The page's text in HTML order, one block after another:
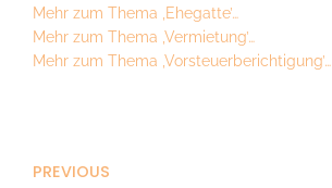
Mehr zum Thema ‚Ehegatte’…
Mehr zum Thema ‚Vermietung’…
Mehr zum Thema ‚Vorsteuerberichtigung’…
PREVIOUS